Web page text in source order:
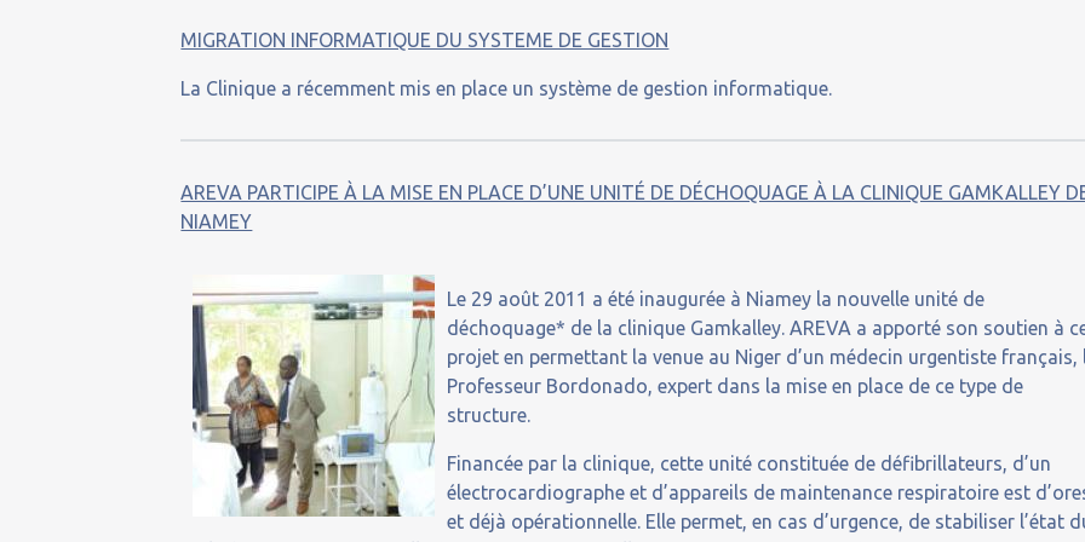
MIGRATION INFORMATIQUE DU SYSTEME DE GESTION
La Clinique a récemment mis en place un système de gestion informatique.
AREVA PARTICIPE À LA MISE EN PLACE D’UNE UNITÉ DE DÉCHOQUAGE À LA CLINIQUE GAMKALLEY
NIAMEY
Le 29 août 2011 a été inaugurée à Niamey la nouvelle unité de
déchoquage* de la clinique Gamkalley. AREVA a apporté son soutien à
projet en permettant la venue au Niger d’un médecin urgentiste français,
Professeur Bordonado, expert dans la mise en place de ce type de
structure.
Financée par la clinique, cette unité constituée de défibrillateurs, d’un
électrocardiographe et d’appareils de maintenance respiratoire est
et déjà opérationnelle. Elle permet, en cas d’urgence, de stabiliser l’état